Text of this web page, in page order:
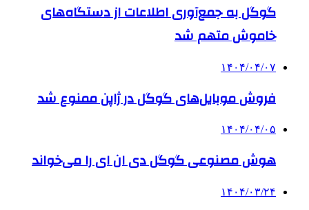
گوگل به جمع‌آوری اطلاعات از دستگاه‌های
خاموش متهم شد
۱۴۰۴/۰۴/۰۷
فروش موبایل‌های گوگل در ژاپن ممنوع شد
۱۴۰۴/۰۴/۰۵
هوش مصنوعی گوگل دی ان ای را می‌خواند
۱۴۰۴/۰۳/۲۴